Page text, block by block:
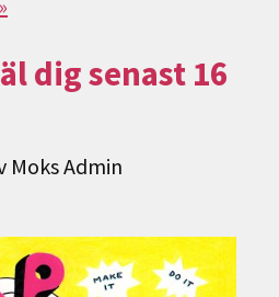
dig senast 16
Moks Admin